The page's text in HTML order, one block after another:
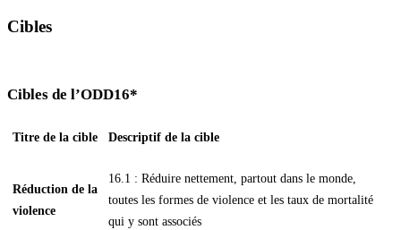
Cibles
Cibles de l’ODD16*
Titre de la cible Descriptif de la cible
Réduction de la
violence
16.1 : Réduire nettement, partout dans le monde,
toutes les formes de violence et les taux de mortalité
qui y sont associés